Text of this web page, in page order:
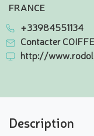
FRANCE
+33984551134
Contacter
http://
Description